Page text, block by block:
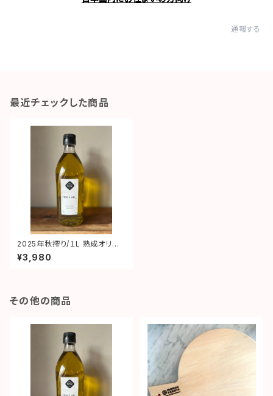
通報する
最近チェックした商品
2025年秋搾り/１L 熟成オリー
ブの美味しさ「 エキストラバージ
ンオリーブオイル」
¥3,980
その他の商品